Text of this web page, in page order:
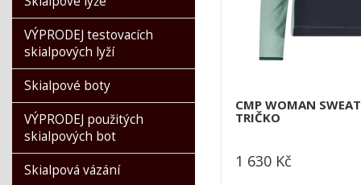
CMP WOMAN
TRIČKO
1 630 Kč
Neon
Ortovox
Petzl
POC
Racer 1927
Reusch
Rossignol
Salomon
VÝPRODEJ testovacích
skialpových lyží
Skialpové boty
VÝPRODEJ použitých
skialpových bot
Skialpová vázání